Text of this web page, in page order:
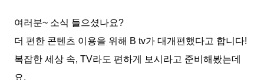
여러분~ 소식 들으셨나요?
더 편한 콘텐츠 이용을 위해 B tv가 대개편했다고 합니다!
복잡한 세상 속, TV라도 편하게 보시라고 준비해봤는데
요.